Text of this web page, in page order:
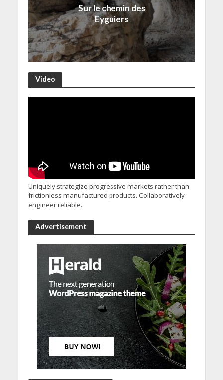
Sur le chemin des
Eyguiers
Video
Uniquely strategize progressive markets rather than
frictionless manufactured products. Collaboratively
engineer reliable.
Advertisement